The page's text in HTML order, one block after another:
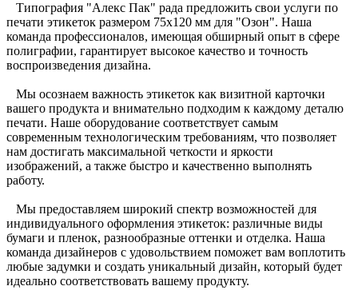
Типография "Алекс Пак" рада предложить свои услуги по
печати этикеток размером 75х120 мм для "Озон". Наша
команда профессионалов, имеющая обширный опыт в сфере
полиграфии, гарантирует высокое качество и точность
воспроизведения дизайна.
Мы осознаем важность этикеток как визитной карточки
вашего продукта и внимательно подходим к каждому деталю
печати. Наше оборудование соответствует самым
современным технологическим требованиям, что позволяет
нам достигать максимальной четкости и яркости
изображений, а также быстро и качественно выполнять
работу.
Мы предоставляем широкий спектр возможностей для
индивидуального оформления этикеток: различные виды
бумаги и пленок, разнообразные оттенки и отделка. Наша
команда дизайнеров с удовольствием поможет вам воплотить
любые задумки и создать уникальный дизайн, который будет
идеально соответствовать вашему продукту.